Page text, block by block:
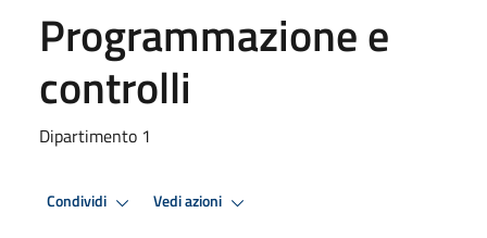
Programmazione e
controlli
Dipartimento 1
Condividi Vedi azioni